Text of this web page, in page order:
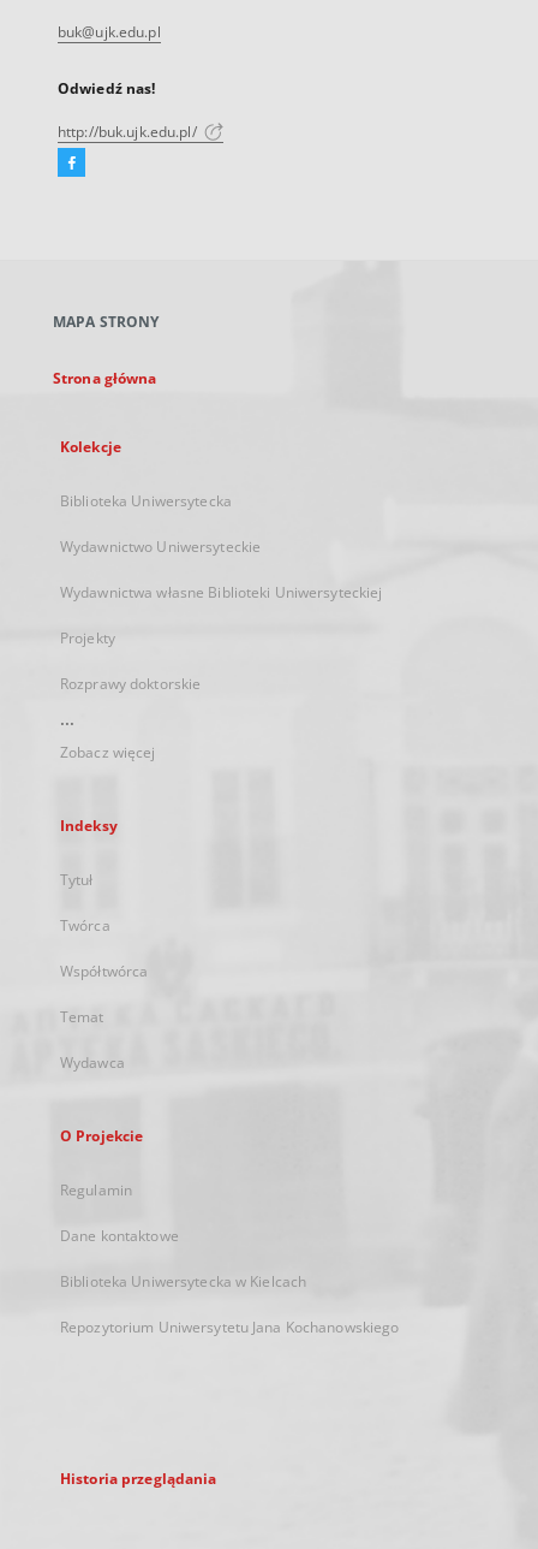
buk@ujk.edu.pl
Odwiedź nas!
http://buk.ujk.edu.pl/
Facebook
karcie
MAPA STRONY
Strona główna
Kolekcje
Biblioteka Uniwersytecka
Wydawnictwo Uniwersyteckie
Wydawnictwa własne Biblioteki Uniwersyteckiej
Projekty
Rozprawy doktorskie
...
Zobacz więcej
Indeksy
Tytuł
Twórca
Współtwórca
Temat
Wydawca
O Projekcie
Regulamin
Dane kontaktowe
Biblioteka Uniwersytecka w Kielcach
Repozytorium Uniwersytetu Jana Kochanowskiego
Historia przeglądania